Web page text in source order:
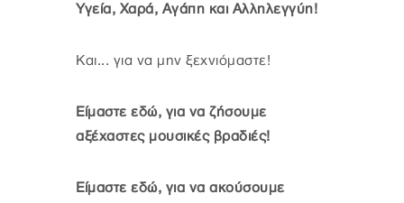
Υγεία, Χαρά, Αγάπη και Αλληλεγγύη!
Και... για να μην ξεχνιόμαστε!
Είμαστε εδώ, για να ζήσουμε
αξέχαστες μουσικές βραδιές!
Είμαστε εδώ, για να ακούσουμε